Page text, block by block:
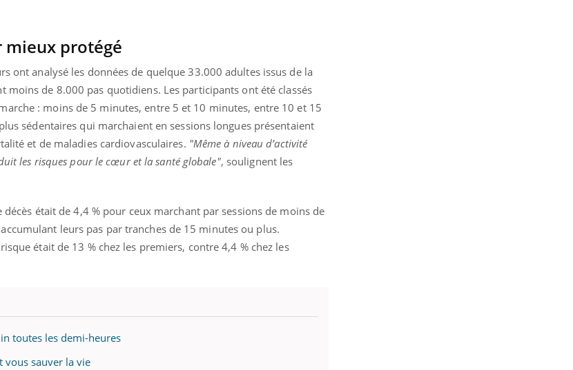
mieux protégé
ont analysé les données de quelque 33.000 adultes issus de la
de 8.000 pas quotidiens. Les participants ont été classés
: moins de 5 minutes, entre 5 et 10 minutes, entre 10 et 15
sédentaires qui marchaient en sessions longues présentaient
et de maladies cardiovasculaires. "Même à niveau d’activité
les risques pour le cœur et la santé globale", soulignent les
était de 4,4 % pour ceux marchant par sessions de moins de
leurs pas par tranches de 15 minutes ou plus.
était de 13 % chez les premiers, contre 4,4 % chez les
toutes les demi-heures
sauver la vie